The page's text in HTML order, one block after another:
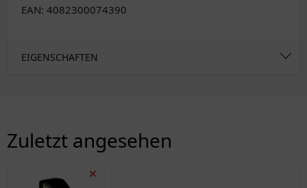
EAN: 4082300074390
EIGENSCHAFTEN
Zuletzt angesehen
❌